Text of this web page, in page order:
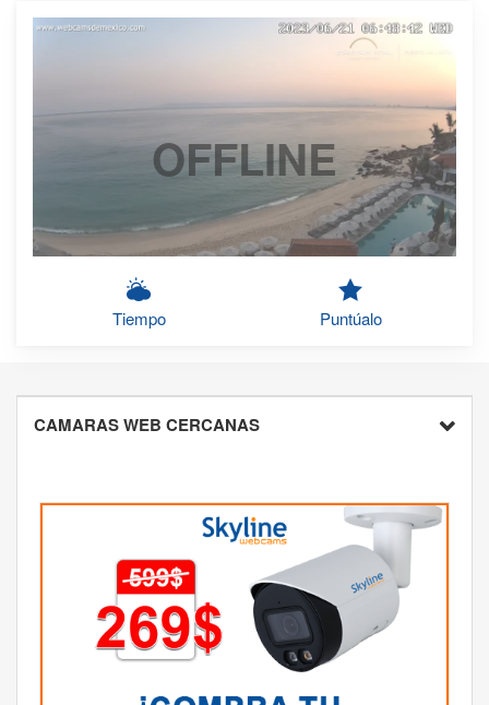
OFFLINE
Tiempo Puntúalo
CAMARAS WEB CERCANAS